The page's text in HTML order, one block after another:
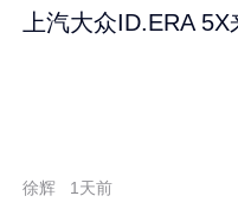
上汽大众ID.ERA
徐辉 1天前